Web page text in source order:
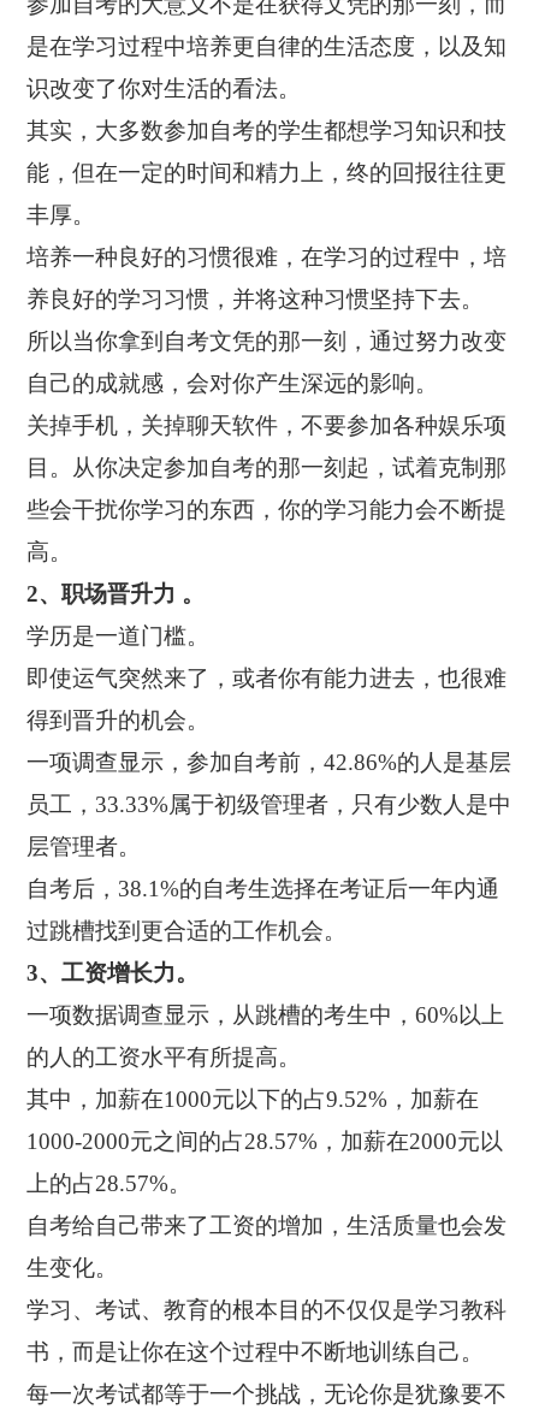
是在学习过程中培养更自律的生活态度，以及知
识改变了你对生活的看法。
其实，大多数参加自考的学生都想学习知识和技
能，但在一定的时间和精力上，终的回报往往更
丰厚。
培养一种良好的习惯很难，在学习的过程中，培
养良好的学习习惯，并将这种习惯坚持下去。
所以当你拿到自考文凭的那一刻，通过努力改变
自己的成就感，会对你产生深远的影响。
关掉手机，关掉聊天软件，不要参加各种娱乐项
目。从你决定参加自考的那一刻起，试着克制那
些会干扰你学习的东西，你的学习能力会不断提
高。
2、职场晋升力 。
学历是一道门槛。
即使运气突然来了，或者你有能力进去，也很难
得到晋升的机会。
一项调查显示，参加自考前，42.86%的人是基层
员工，33.33%属于初级管理者，只有少数人是中
层管理者。
自考后，38.1%的自考生选择在考证后一年内通
过跳槽找到更合适的工作机会。
3、工资增长力。
一项数据调查显示，从跳槽的考生中，60%以上
的人的工资水平有所提高。
其中，加薪在1000元以下的占9.52%，加薪在
1000-2000元之间的占28.57%，加薪在2000元以
上的占28.57%。
自考给自己带来了工资的增加，生活质量也会发
生变化。
学习、考试、教育的根本目的不仅仅是学习教科
书，而是让你在这个过程中不断地训练自己。
每一次考试都等于一个挑战，无论你是犹豫要不